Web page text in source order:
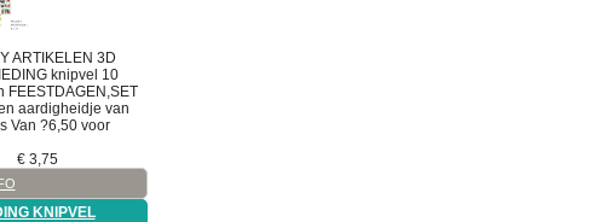
ARTIKELEN 3D
knipvel 10
FEESTDAGEN,SET
aardigheidje van
Van ?6,50 voor
€3,75
KNIPVEL